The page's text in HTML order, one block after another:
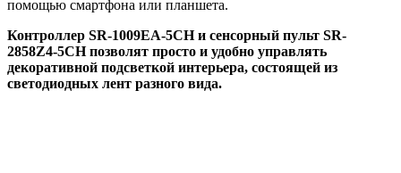
помощью смартфона или планшета.
Контроллер SR-1009EA-5CH и сенсорный пульт SR-
2858Z4-5CH позволят просто и удобно управлять
декоративной подсветкой интерьера, состоящей из
светодиодных лент разного вида.